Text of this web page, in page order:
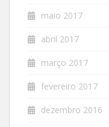
maio 2017
abril 2017
março 2017
fevereiro 2017
dezembro 2016